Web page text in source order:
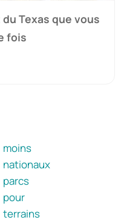
Texas que vous
fois
moins
nationaux
parcs
pour
terrains